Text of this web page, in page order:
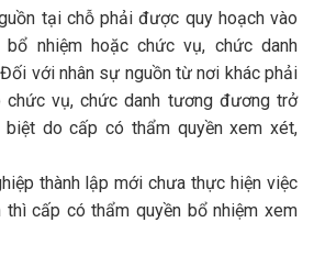
tại chỗ phải được quy hoạch vào
nhiệm hoặc chức vụ, chức danh
với nhân sự nguồn từ nơi khác phải
vụ, chức danh tương đương trở
biệt do cấp có thẩm quyền xem xét,
thành lập mới chưa thực hiện việc
thì cấp có thẩm quyền bổ nhiệm xem